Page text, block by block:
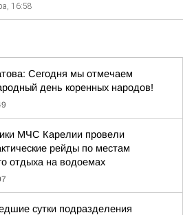
16:58
Сегодня мы отмечаем
день коренных народов!
МЧС Карелии провели
рейды по местам
отдыха на водоемах
сутки подразделения